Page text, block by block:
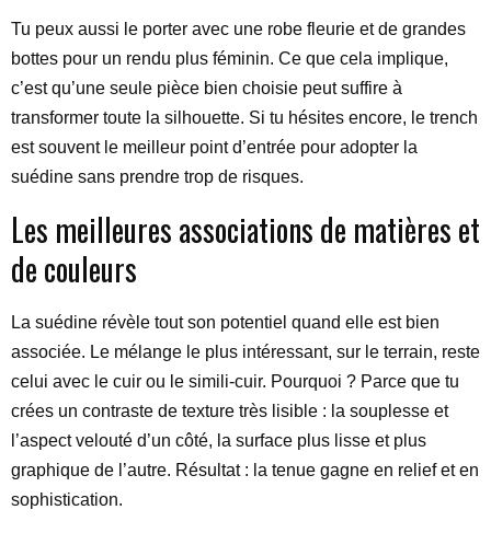
Tu peux aussi le porter avec une robe fleurie et de grandes
bottes pour un rendu plus féminin. Ce que cela implique,
c’est qu’une seule pièce bien choisie peut suffire à
transformer toute la silhouette. Si tu hésites encore, le trench
est souvent le meilleur point d’entrée pour adopter la
suédine sans prendre trop de risques.
Les meilleures associations de matières et
de couleurs
La suédine révèle tout son potentiel quand elle est bien
associée. Le mélange le plus intéressant, sur le terrain, reste
celui avec le cuir ou le simili-cuir. Pourquoi ? Parce que tu
crées un contraste de texture très lisible : la souplesse et
l’aspect velouté d’un côté, la surface plus lisse et plus
graphique de l’autre. Résultat : la tenue gagne en relief et en
sophistication.